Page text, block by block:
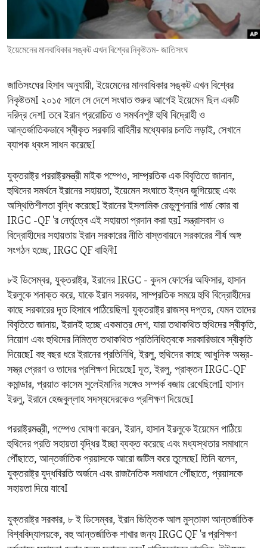
ENVIRONMENT AND HEALTH
IDEALS AND INSTITUTIONS
ইয়েমেনের মানবাধিকার সঙ্কট এখন বিশ্বের নিকৃষ্টতম- জাতিসংঘ
জাতিসংঘের হিসাব অনুযায়ী, ইয়েমেনের মানবাধিকার সঙ্কট এখন বিশ্বের
নিকৃষ্টতমI ২০১৫ সালে সে দেশে সংঘাত শুরুর আগেই ইয়েমেন ছিল একটি
দরিদ্র দেশI তবে ইরান প্ররোচিত ও সমর্থনপুষ্ট হুথি বিদ্রোহী ও
আন্তর্জাতিকভাবে স্বীকৃত সরকারি বাহিনীর মধ্যেকার চলতি লড়াই, সেখানে
ব্যাপক ধ্বংস সাধন করেছেI
যুক্তরাষ্ট্র পররাষ্ট্রমন্ত্রী মাইক পম্পেও, সাম্প্রতিক এক বিবৃতিতে জানান,
হুথিদের সমর্থনে ইরানের সহায়তা, ইয়েমেন সংঘাতে ইন্ধন জুগিয়েছে এবং
অস্থিতিশীলতা বৃদ্ধি করেছেI ইরানের ইসলামিক রেভুলুশনারি গার্ড কোর বা
IRGC -QF 'র নের্তৃত্বে এই সহায়তা প্রদান করা হয়I সন্ত্রাসবাদ ও
বিদ্রোহীদের সহায়তায় ইরান সরকারের নীতি বাস্তবায়নে সরকারের শীর্ষ অঙ্গ
সংগঠন হচ্ছে, IRGC QF বাহিনীI
৮ই ডিসেম্বর, যুক্তরাষ্ট্র, ইরানের IRGC - কুদস ফোর্সের অফিসার, হাসান
ইরলুকে শনাক্ত করে, যাকে ইরান সরকার, সাম্প্রতিক সময়ে হুথি বিদ্রোহীদের
কাছে সরকারের দূত হিসাবে পাঠিয়েছিলI যুক্তরাষ্ট্র রাজস্ব দপ্তর, যেমন তাদের
বিবৃতিতে জানায়, ইরানই হচ্ছে একমাত্র দেশ, যারা তথাকথিত হুথিদের স্বীকৃতি,
নিয়োগ এবং হুথিদের নিমিত্ত তথাকথিত প্রতিনিধিত্বকে সরকারিভাবে স্বীকৃতি
দিয়েছেI বহু বছর ধরে ইরানের প্রতিনিধি, ইরলু, হুথিদের কাছে আধুনিক অস্ত্র-
সস্ত্র প্রেরণ ও তাদের প্রশিক্ষণ দিয়েছেI দূত, ইরলু, প্রাক্তন IRGC-QF
কমান্ডার, প্রয়াত কাসেম সুলেইমানির সঙ্গেও সম্পর্ক বজায় রেখেছিলোI হাসান
ইরলু, ইরানে হেজবুল্লাহ সদস্যদেরকেও প্রশিক্ষণ দিয়েছেI
পররাষ্ট্রমন্ত্রী, পম্পেও ঘোষণা করেন, ইরান, হাসান ইরলুকে ইয়েমেন পাঠিয়ে
হুথিদের প্রতি সহায়তা বৃদ্ধির ইচ্ছা ব্যক্ত করেছে এবং মধ্যস্থতার সমাধানে
পৌঁছাতে, আন্তর্জাতিক প্রয়াসকে আরো জটিল করে তুলেছেI তিনি বলেন,
যুক্তরাষ্ট্র যুদ্ধবিরতি অর্জনে এবং রাজনৈতিক সমাধানে পৌঁছাতে, প্রয়াসকে
সহায়তা দিয়ে যাবেI
যুক্তরাষ্ট্র সরকার, ৮ ই ডিসেম্বর, ইরান ভিত্তিক আল মুস্তাফা আন্তর্জাতিক
বিশ্ববিদ্যালয়কে, বহু আন্তর্জাতিক শাখার জন্য IRGC QF 'র প্রশিক্ষণ